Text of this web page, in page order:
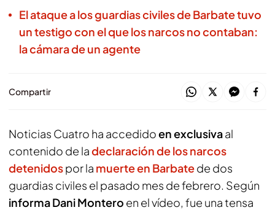
El ataque a los guardias civiles de Barbate tuvo
un testigo con el que los narcos no contaban:
la cámara de un agente
Compartir
Noticias Cuatro ha accedidoen exclusivaal
contenido de ladeclaración de los narcos
detenidospor la muerte en Barbatede dos
guardias civiles el pasado mes de febrero. Según
informa Dani Montero en el vídeo, fue una tensa